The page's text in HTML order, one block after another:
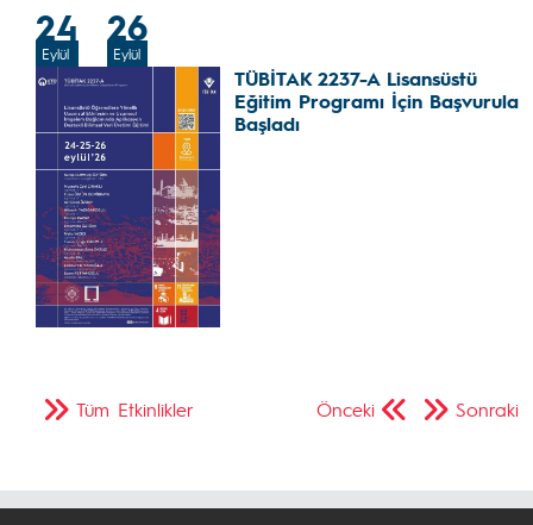
24
Eylül
26
Eylül
TÜBİTAK 2237-A Lisansüstü
Eğitim Programı İçin Başvurular
Başladı
Önceki Sonraki
Tüm Etkinlikler